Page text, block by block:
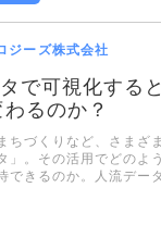
ジーズ株式会社
で可視化する
るのか？
ちづくりなど、さまざ
」。その活用でどのよ
できるのか。人流デー